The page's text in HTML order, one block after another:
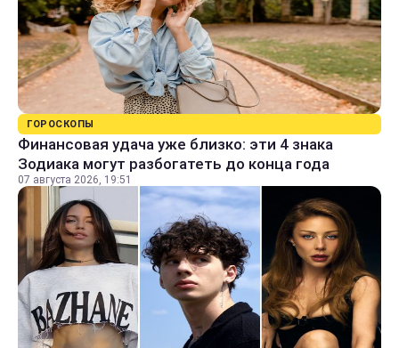
ГОРОСКОПЫ
Финансовая удача уже близко: эти 4 знака
Зодиака могут разбогатеть до конца года
07 августа 2026, 19:51